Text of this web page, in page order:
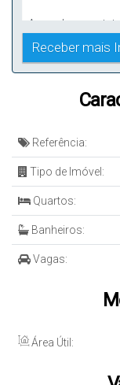
Referência:
Tipo de Imóvel:
Quartos:
Banheiros:
Vagas:
Área Útil: